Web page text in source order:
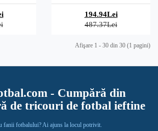
194.94Lei
487.37Lei
Afişare 1 - 30 din 30 (1 pagini)
- Cumpără din
de tricouri de fotbal ieftine
fanii fotbalului? Ai ajuns la locul potrivit.